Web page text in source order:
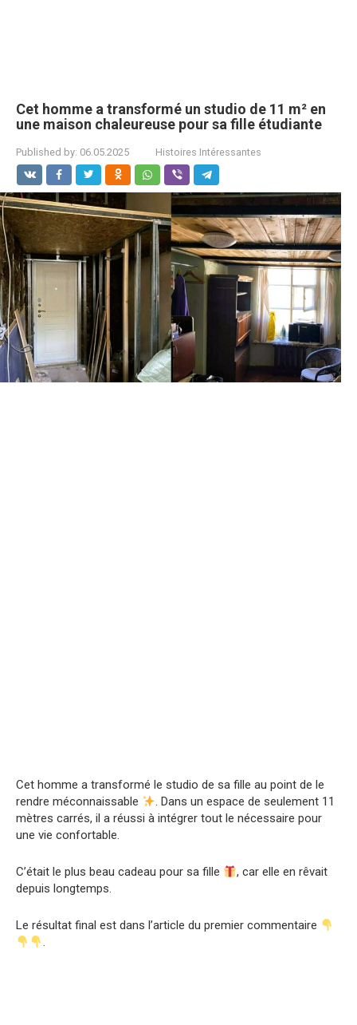
Cet homme a transformé un studio de 11 m² en
une maison chaleureuse pour sa fille étudiante
Published by: 06.05.2025 Histoires Intéressantes
Cet homme a transformé le studio de sa fille au point de le
rendre méconnaissable
. Dans un espace de seulement 11
mètres carrés, il a réussi à intégrer tout le nécessaire pour
une vie confortable.
C’était le plus beau cadeau pour sa fille
, car elle en rêvait
depuis longtemps.
Le résultat final est dans l’article du premier commentaire
.